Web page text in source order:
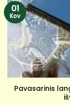
Pavasarinis
01
Kov